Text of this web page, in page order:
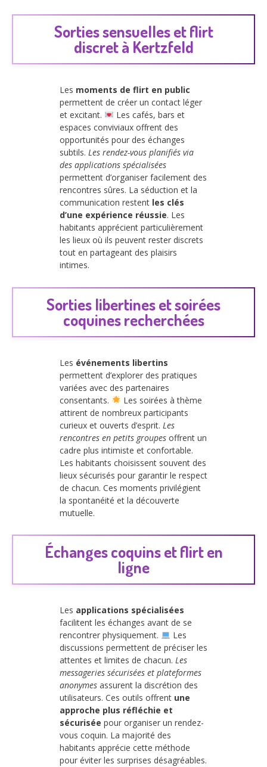
Sorties sensuelles et flirt
discret à Kertzfeld
Les moments de flirt en public
permettent de créer un contact léger
et excitant.
Les cafés, bars et
espaces conviviaux offrent des
opportunités pour des échanges
subtils. Les rendez-vous planifiés via
des applications spécialisées
permettent d’organiser facilement des
rencontres sûres. La séduction et la
communication restent les clés
d’une expérience réussie. Les
habitants apprécient particulièrement
les lieux où ils peuvent rester discrets
tout en partageant des plaisirs
intimes.
Sorties libertines et soirées
coquines recherchées
Les événements libertins
permettent d’explorer des pratiques
variées avec des partenaires
consentants.
Les soirées à thème
attirent de nombreux participants
curieux et ouverts d’esprit. Les
rencontres en petits groupes offrent un
cadre plus intimiste et confortable.
Les habitants choisissent souvent des
lieux sécurisés pour garantir le respect
de chacun. Ces moments privilégient
la spontanéité et la découverte
mutuelle.
Échanges coquins et flirt en
ligne
Les applications spécialisées
facilitent les échanges avant de se
rencontrer physiquement.
Les
discussions permettent de préciser les
attentes et limites de chacun. Les
messageries sécurisées et plateformes
anonymes assurent la discrétion des
utilisateurs. Ces outils offrent une
approche plus réfléchie et
sécurisée pour organiser un rendez-
vous coquin. La majorité des
habitants apprécie cette méthode
pour éviter les surprises désagréables.